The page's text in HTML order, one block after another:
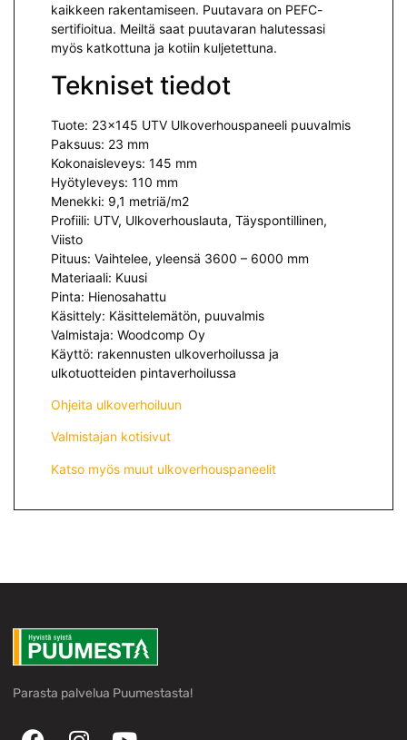
kaikkeen rakentamiseen. Puutavara on PEFC-
sertifioitua. Meiltä saat puutavaran halutessasi
myös katkottuna ja kotiin kuljetettuna.
Tekniset tiedot
Tuote: 23×145 UTV Ulkoverhouspaneeli puuvalmis
Paksuus: 23 mm
Kokonaisleveys: 145 mm
Hyötyleveys: 110 mm
Menekki: 9,1 metriä/m2
Profiili: UTV, Ulkoverhouslauta, Täyspontillinen,
Viisto
Pituus: Vaihtelee, yleensä 3600 – 6000 mm
Materiaali: Kuusi
Pinta: Hienosahattu
Käsittely: Käsittelemätön, puuvalmis
Valmistaja: Woodcomp Oy
Käyttö: rakennusten ulkoverhoilussa ja
ulkotuotteiden pintaverhoilussa
Ohjeita ulkoverhoiluun
Valmistajan kotisivut
Katso myös muut ulkoverhouspaneelit
Parasta palvelua Puumestasta!